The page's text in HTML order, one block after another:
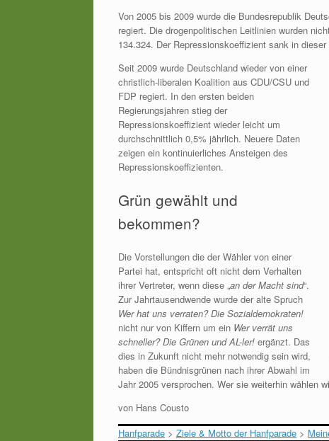
Von 2005 bis 2009 wurde die Bundesrepublik
regiert. Die drogenpolitischen Leitlinien wurden
134.324. Der Repressionskoeffizient sank in
Seit 2009 wurde Deutschland wieder von einer
christlich-liberalen Koalition aus CDU/CSU und
FDP regiert. In den ersten beiden
Regierungsjahren stieg der
Repressionskoeffizient wieder leicht um
durchschnittlich 0,5% jährlich. Neuere Daten
zeigen ein kontinuierliches Ansteigen des
Repressionskoeffizienten.
Grün gewählt und
bekommen?
Die Vorstellungen die der Wähler von einer
Partei hat, entspricht oft nicht dem Verhalten
ihrer Vertreter, wenn diese „an der Macht sind“.
Zur Jahrtausendwende wurde der alte Spruch
Wer hat uns verraten? Die Sozialdemokraten!
nicht nur von Kiffern um ein Wer verrät uns
schneller? Die Grünen und AL-ler! ergänzt. Das
dies in Zukunft nicht mehr notwendig sein wird,
haben die Bündnisgrünen nach ihrer Abwahl im
Jahr 2005 versprochen. Wer sie weiterhin wählen
von Hans Cousto
Hanfparade > Ziele & Motto der Hanfparade >